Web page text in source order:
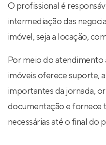
O profissional é
intermediação das
imóvel, seja a locação,
Por meio do
imóveis oferece suporte,
importantes da jornada,
documentação e fornece
necessárias até o final do